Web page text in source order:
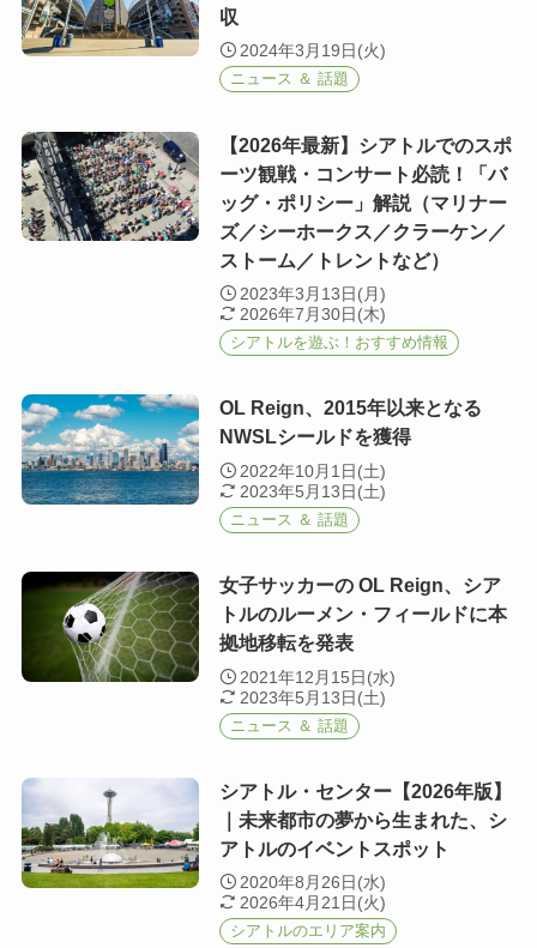
収
2024年3月19日(火)
ニュース ＆ 話題
【2026年最新】シアトルでのスポ
ーツ観戦・コンサート必読！「バ
ッグ・ポリシー」解説（マリナー
ズ／シーホークス／クラーケン／
ストーム／トレントなど）
2023年3月13日(月)
2026年7月30日(木)
シアトルを遊ぶ！おすすめ情報
OL Reign、2015年以来となる
NWSLシールドを獲得
2022年10月1日(土)
2023年5月13日(土)
ニュース ＆ 話題
女子サッカーの OL Reign、シア
トルのルーメン・フィールドに本
拠地移転を発表
2021年12月15日(水)
2023年5月13日(土)
ニュース ＆ 話題
シアトル・センター【2026年版】
｜未来都市の夢から生まれた、シ
アトルのイベントスポット
2020年8月26日(水)
2026年4月21日(火)
シアトルのエリア案内